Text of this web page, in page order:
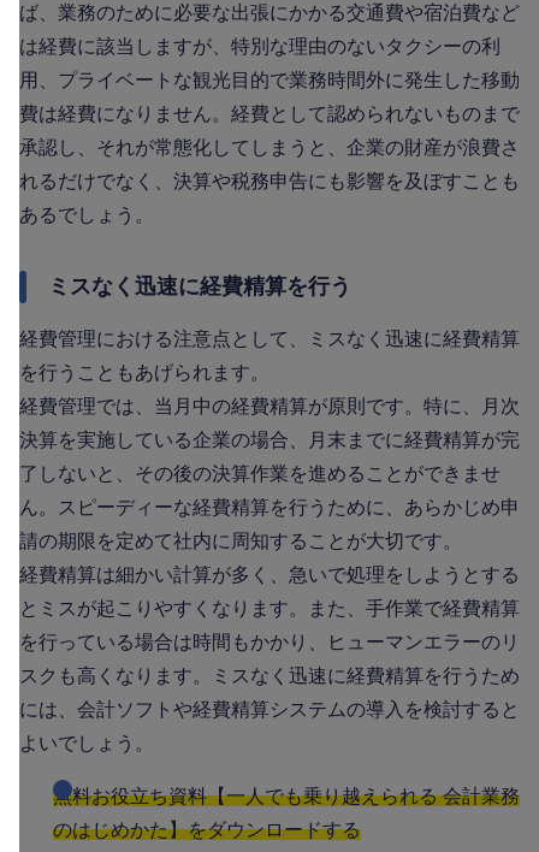
ば、業務のために必要な出張にかかる交通費や宿泊費など
は経費に該当しますが、特別な理由のないタクシーの利
用、プライベートな観光目的で業務時間外に発生した移動
費は経費になりません。経費として認められないものまで
承認し、それが常態化してしまうと、企業の財産が浪費さ
れるだけでなく、決算や税務申告にも影響を及ぼすことも
あるでしょう。
ミスなく迅速に経費精算を行う
経費管理における注意点として、ミスなく迅速に経費精算
を行うこともあげられます。
経費管理では、当月中の経費精算が原則です。特に、月次
決算を実施している企業の場合、月末までに経費精算が完
了しないと、その後の決算作業を進めることができませ
ん。スピーディーな経費精算を行うために、あらかじめ申
請の期限を定めて社内に周知することが大切です。
経費精算は細かい計算が多く、急いで処理をしようとする
とミスが起こりやすくなります。また、手作業で経費精算
を行っている場合は時間もかかり、ヒューマンエラーのリ
スクも高くなります。ミスなく迅速に経費精算を行うため
には、会計ソフトや経費精算システムの導入を検討すると
よいでしょう。
無料お役立ち資料【一人でも乗り越えられる 会計業務
のはじめかた】をダウンロードする